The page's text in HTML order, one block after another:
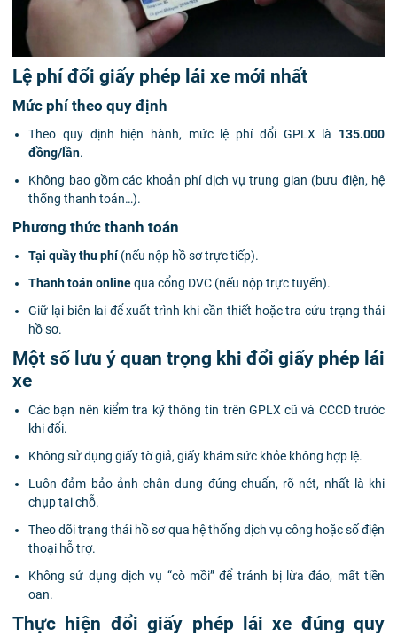
Lệ phí đổi giấy phép lái xe mới nhất
Mức phí theo quy định
Theo quy định hiện hành, mức lệ phí đổi GPLX là 135.000
đồng/lần.
Không bao gồm các khoản phí dịch vụ trung gian (bưu điện, hệ
thống thanh toán…).
Phương thức thanh toán
Tại quầy thu phí(nếu nộp hồ sơ trực tiếp).
Thanh toán onlinequa cổng DVC (nếu nộp trực tuyến).
Giữ lại biên lai để xuất trình khi cần thiết hoặc tra cứu trạng thái
hồ sơ.
Một số lưu ý quan trọng khi đổi giấy phép lái
xe
Các bạn nên kiểm tra kỹ thông tin trên GPLX cũ và CCCD trước
khi đổi.
Không sử dụng giấy tờ giả, giấy khám sức khỏe không hợp lệ.
Luôn đảm bảo ảnh chân dung đúng chuẩn, rõ nét, nhất là khi
chụp tại chỗ.
Theo dõi trạng thái hồ sơ qua hệ thống dịch vụ công hoặc số điện
thoại hỗ trợ.
Không sử dụng dịch vụ “cò mồi” để tránh bị lừa đảo, mất tiền
oan.
Thực hiện đổi giấy phép lái xe đúng quy